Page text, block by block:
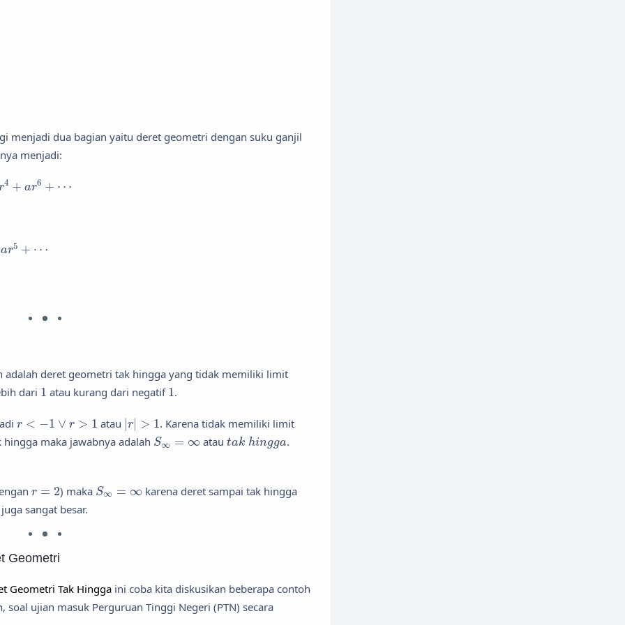
menjadi dua bagian yaitu deret geometri dengan suku ganjil
menjadi:
4 + ar6 + ⋯
a 6 ⋯
ar5 + ⋯
⋯
deret geometri tak hingga yang tidak memiliki limit
dari 1
1 atau kurang dari negatif 1
1 .
r < −1 ∨ r > 1
r<− ∨ >1 atau |r > 1
|r |> 1 . Karena tidak memiliki limit
maka jawabnya adalah S∞ = ∞
S∞ =∞ atau tak hingga
tak hingga.
r = 2
r=2 ) maka S∞ = ∞
S∞ ∞
karena deret sampai tak hingga
sangat besar.
Geometri
Geometri Tak Hingga ini coba kita diskusikan beberapa contoh
soal ujian masuk Perguruan Tinggi Negeri (PTN) secara